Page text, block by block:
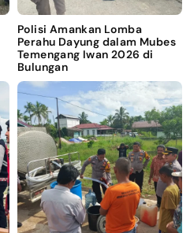
Polisi Amankan Lomba
Perahu Dayung dalam Mubes
Temengang Iwan 2026 di
Bulungan